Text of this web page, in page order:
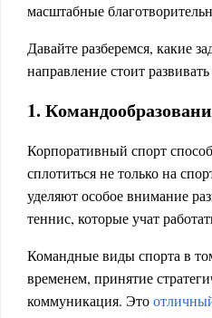
масштабные
Давайте разберемся, какие
направление стоит
1.
Корпоративный спорт
сплотиться не только на
уделяют особое внимание
теннис, которые учат
Командные виды спорта в
временем, принятие
коммуникация. Это